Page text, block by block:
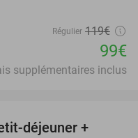
Régulier 119€
99€
supplémentaires inclus
déjeuner +